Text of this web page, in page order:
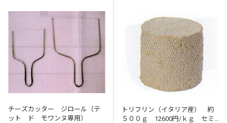
チーズカッター ジロール（テ
ット ド モワンヌ専用）
トリフリン（イタリア産） 約
５００ｇ 12600円/ｋｇ セミ